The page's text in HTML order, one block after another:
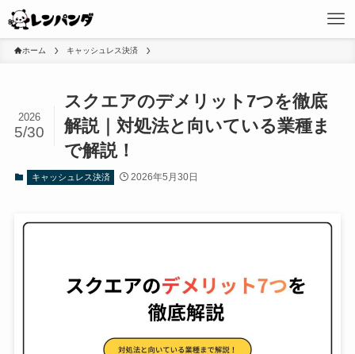
ホーム キャッシュレス決済
スクエアのデメリット7つを徹底
解説｜対処法と向いている業種ま
で解説！
2026
5/30
キャッシュレス決済 2026年5月30日